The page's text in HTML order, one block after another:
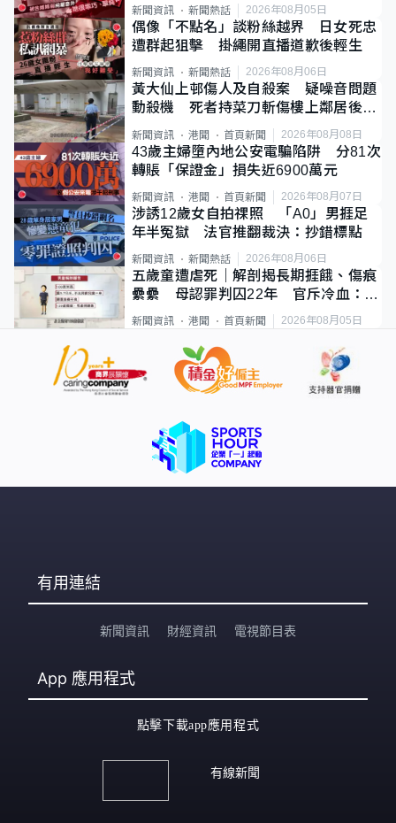
新聞資訊 新聞熱話 2026年08月05日
偶像「不點名」談粉絲越界 日女死忠
遭群起狙擊 掛繩開直播道歉後輕生
新聞資訊 新聞熱話 2026年08月06日
黃大仙上邨傷人及自殺案 疑噪音問題
動殺機 死者持菜刀斬傷樓上鄰居後墮
新聞資訊 港聞 首頁新聞 2026年08月08日
43歲主婦墮內地公安電騙陷阱 分81次
轉賬「保證金」損失近6900萬元
新聞資訊 港聞 首頁新聞 2026年08月07日
涉誘12歲女自拍祼照 「A0」男捱足
年半冤獄 法官推翻裁決：抄錯標點
新聞資訊 新聞熱話 2026年08月06日
五歲童遭虐死｜解剖揭長期捱餓、傷痕
纍纍 母認罪判囚22年 官斥冷血：同
類案最惡劣
新聞資訊 港聞 首頁新聞 2026年08月05日
有用連結
新聞資訊 財經資訊 電視節目表
App 應用程式
點擊下載app應用程式
有線新聞